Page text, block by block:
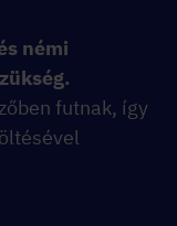
némi
futnak, így